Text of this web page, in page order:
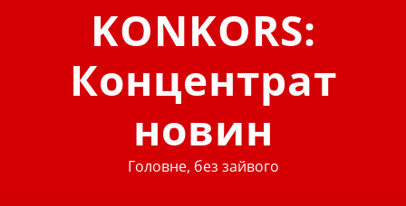
KONKORS:
Концентрат
новин
Головне, без зайвого